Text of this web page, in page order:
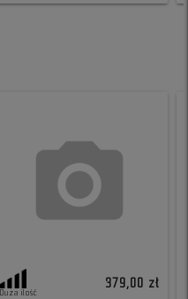
Duża ilość
379,00 zł